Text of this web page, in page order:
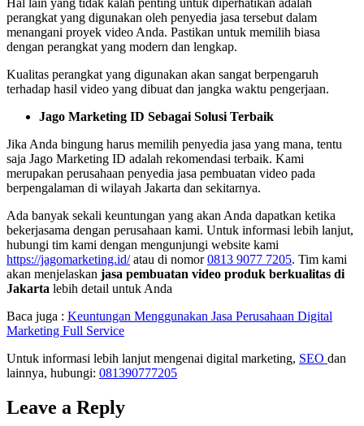
perangkat yang digunakan oleh penyedia jasa tersebut dalam
menangani proyek video Anda. Pastikan untuk memilih biasa
dengan perangkat yang modern dan lengkap.
Kualitas perangkat yang digunakan akan sangat berpengaruh
terhadap hasil video yang dibuat dan jangka waktu pengerjaan.
Jago Marketing ID Sebagai Solusi Terbaik
Jika Anda bingung harus memilih penyedia jasa yang mana, tentu
saja Jago Marketing ID adalah rekomendasi terbaik. Kami
merupakan perusahaan penyedia jasa pembuatan video pada
berpengalaman di wilayah Jakarta dan sekitarnya.
Ada banyak sekali keuntungan yang akan Anda dapatkan ketika
bekerjasama dengan perusahaan kami. Untuk informasi lebih lanjut,
hubungi tim kami dengan mengunjungi website kami
https://jagomarketing.id/atau di nomor0813 9077 7205. Tim kami
akan menjelaskan jasa pembuatan video produk berkualitas di
Jakarta lebih detail untuk Anda
Baca juga : Keuntungan Menggunakan Jasa Perusahaan Digital
Marketing Full Service
Untuk informasi lebih lanjut mengenai digital marketing, SEO dan
lainnya, hubungi: 081390777205
Leave a Reply